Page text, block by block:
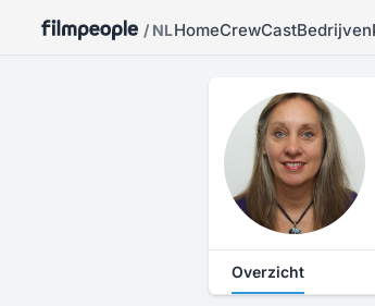
/ NLHomeCrewCastBedrijven
Overzicht